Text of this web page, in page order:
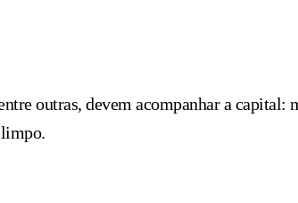
outras, devem acompanhar a capital:
limpo.